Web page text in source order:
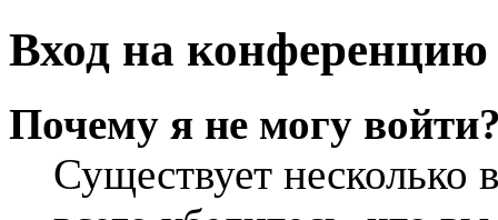
Вход на конференцию
Почему я не могу
Существует